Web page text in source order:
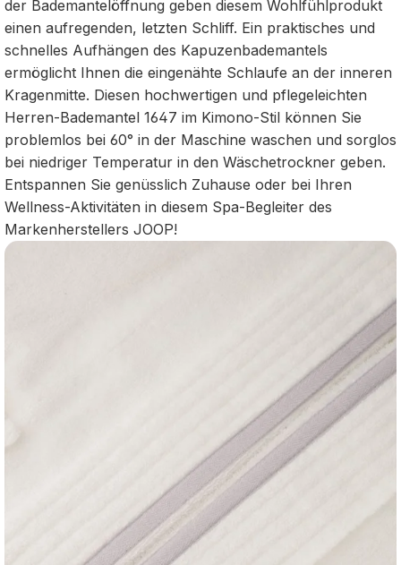
der Bademantelöffnung geben diesem Wohlfühlprodukt
einen aufregenden, letzten Schliff. Ein praktisches und
schnelles Aufhängen des Kapuzenbademantels
ermöglicht Ihnen die eingenähte Schlaufe an der inneren
Kragenmitte. Diesen hochwertigen und pflegeleichten
Herren-Bademantel 1647 im Kimono-Stil können Sie
problemlos bei 60° in der Maschine waschen und sorglos
bei niedriger Temperatur in den Wäschetrockner geben.
Entspannen Sie genüsslich Zuhause oder bei Ihren
Wellness-Aktivitäten in diesem Spa-Begleiter des
Markenherstellers JOOP!